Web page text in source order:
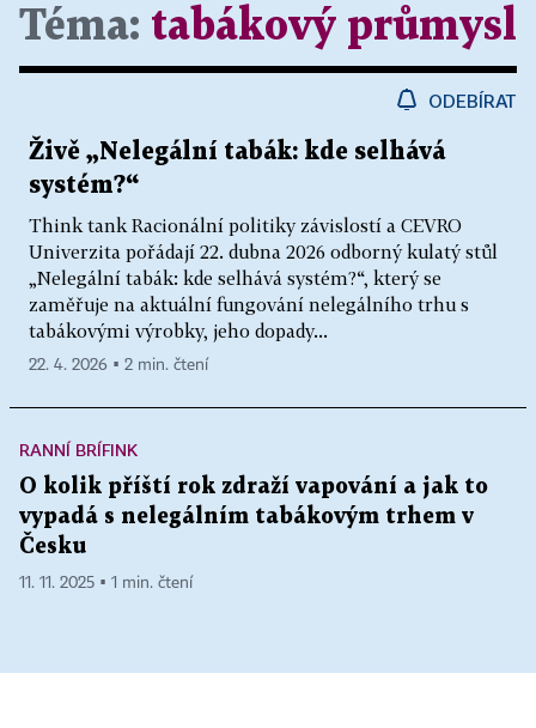
Téma: tabákový průmysl
ODEBÍRAT
Živě „Nelegální tabák: kde selhává
systém?“
Think tank Racionální politiky závislostí a CEVRO
Univerzita pořádají 22. dubna 2026 odborný kulatý stůl
„Nelegální tabák: kde selhává systém?“, který se
zaměřuje na aktuální fungování nelegálního trhu s
tabákovými výrobky, jeho dopady...
22. 4. 2026 ▪ 2 min. čtení
RANNÍ BRÍFINK
O kolik příští rok zdraží vapování a jak to
vypadá s nelegálním tabákovým trhem v
Česku
11. 11. 2025 ▪ 1 min. čtení